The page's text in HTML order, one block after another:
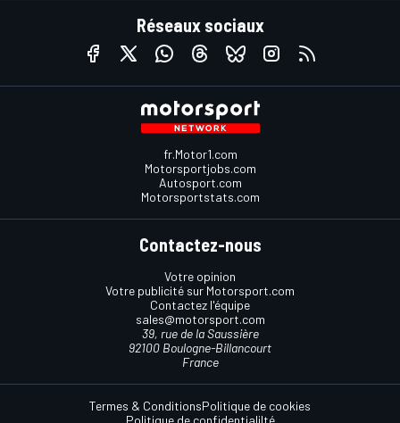
Réseaux sociaux
fr.Motor1.com
Motorsportjobs.com
Autosport.com
Motorsportstats.com
Contactez-nous
Votre opinion
Votre publicité sur Motorsport.com
Contactez l'équipe
sales@motorsport.com
39, rue de la Saussière
92100 Boulogne-Billancourt
France
Termes & ConditionsPolitique de cookies
Politique de confidentialilté